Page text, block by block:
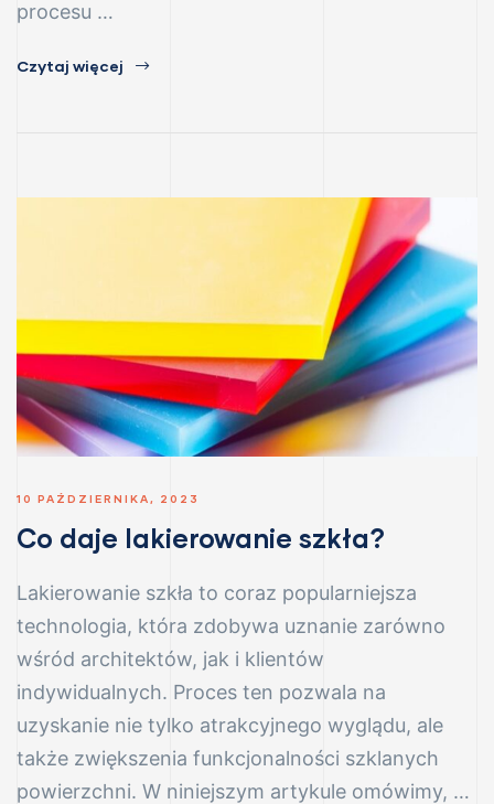
procesu …
Czytaj więcej
10 PAŹDZIERNIKA, 2023
Co daje lakierowanie szkła?
Lakierowanie szkła to coraz popularniejsza
technologia, która zdobywa uznanie zarówno
wśród architektów, jak i klientów
indywidualnych. Proces ten pozwala na
uzyskanie nie tylko atrakcyjnego wyglądu, ale
także zwiększenia funkcjonalności szklanych
powierzchni. W niniejszym artykule omówimy, …